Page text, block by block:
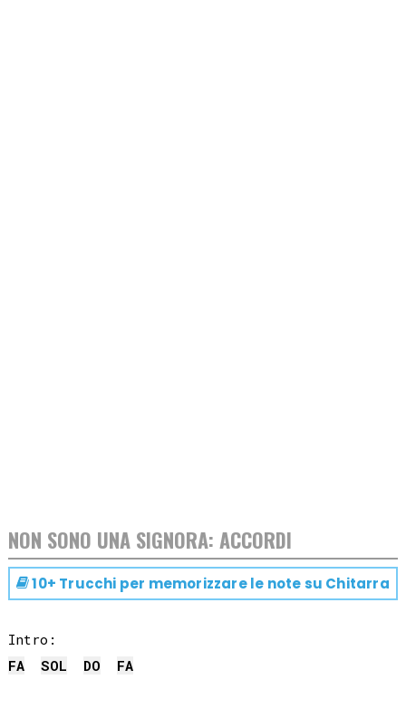
NON SONO UNA SIGNORA: ACCORDI
10+ Trucchi per memorizzare le note su Chitarra
FA
SOL DO FA